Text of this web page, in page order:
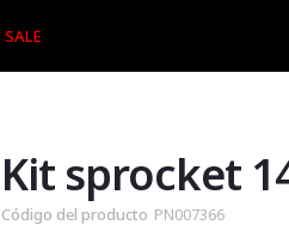
SALE
Código del producto PN007366